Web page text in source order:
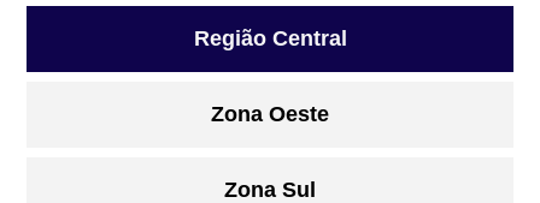
Região Central
Zona Oeste
Zona Sul